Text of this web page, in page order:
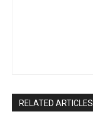
RELATED ARTICLES